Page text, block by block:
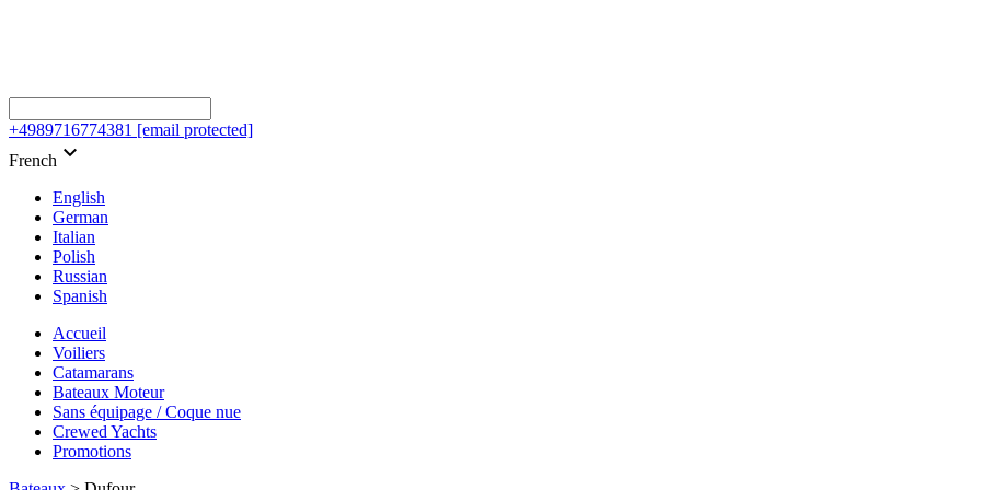
+4989716774381 [email protected]
French keyboard_arrow_down
English
German
Italian
Polish
Russian
Spanish
Accueil
Voiliers
Catamarans
Bateaux Moteur
Sans équipage / Coque nue
Crewed Yachts
Promotions